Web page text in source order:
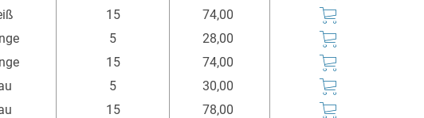
15
74,00
5
28,00
15
74,00
5
30,00
15
78,00